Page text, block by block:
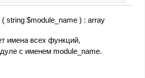
string $module_name ) : array
имена всех функций,
с именем module_name.